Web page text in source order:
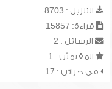
التنزيل : 8703
قراءة: 15857
الرسائل : 2
المقيميّن : 1
في خزائن : 17